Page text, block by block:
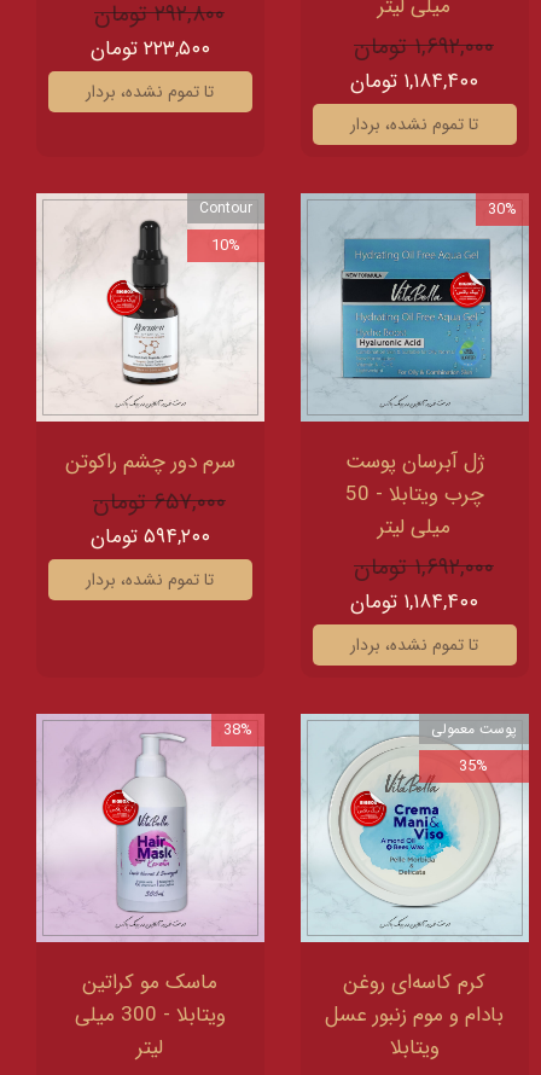
میلی لیتر
۱,۶۹۲,۰۰۰ تومان
۱,۱۸۴,۴۰۰ تومان
تا تموم نشده، بردار
۲۹۲,۸۰۰ تومان
۲۲۳,۵۰۰ تومان
تا تموم نشده، بردار
ژل آبرسان پوست
چرب ویتابلا - 50
میلی لیتر
۱,۶۹۲,۰۰۰ تومان
۱,۱۸۴,۴۰۰ تومان
تا تموم نشده، بردار
30%
سرم دور چشم راکوتن
۶۵۷,۰۰۰ تومان
۵۹۴,۲۰۰ تومان
تا تموم نشده، بردار
Contour
10%
کرم کاسه‌ای روغن
بادام و موم زنبور عسل
ویتابلا
پوست معمولی
35%
ماسک مو کراتین
ویتابلا - 300 میلی
لیتر
38%